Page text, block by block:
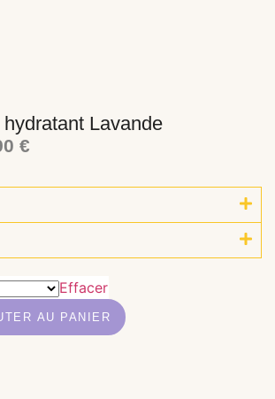
Lavande
€
Effacer
AU PANIER